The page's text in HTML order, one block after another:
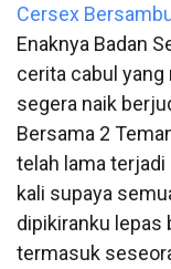
Cersex
Enaknya Badan
cerita cabul
segera naik
Bersama 2
telah lama terjadi
kali supaya
dipikiranku lepas
termasuk